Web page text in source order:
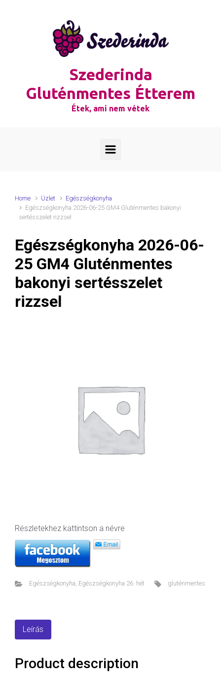
Szederinda
Gluténmentes Étterem
Étek, ami nem vétek
Home Üzlet
Egészségkonyha
Egészségkonyha 2026-06-25 GM4 Gluténmentes bakonyi
sertésszelet rizzsel
Egészségkonyha 2026-06-
25 GM4 Gluténmentes
bakonyi sertésszelet
rizzsel
Részletekhez kattintson a névre
Egészségkonyha, Egészségkonyha 26. hét gluténmentes
Leírás
Product description